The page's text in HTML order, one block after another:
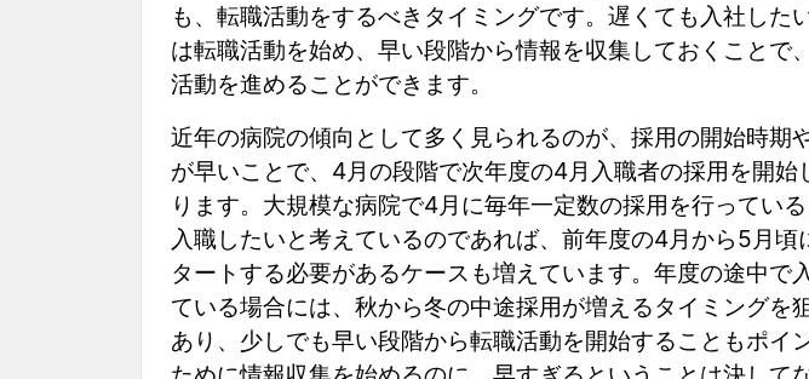
も、転職活動をするべきタイミングです。遅くても入社した
は転職活動を始め、早い段階から情報を収集しておくことで
活動を進めることができます。
近年の病院の傾向として多く見られるのが、採用の開始時期
が早いことで、4月の段階で次年度の4月入職者の採用を開始
ります。大規模な病院で4月に毎年一定数の採用を行ってい
入職したいと考えているのであれば、前年度の4月から5月頃
タートする必要があるケースも増えています。年度の途中で
ている場合には、秋から冬の中途採用が増えるタイミングを
あり、少しでも早い段階から転職活動を開始することもポイ